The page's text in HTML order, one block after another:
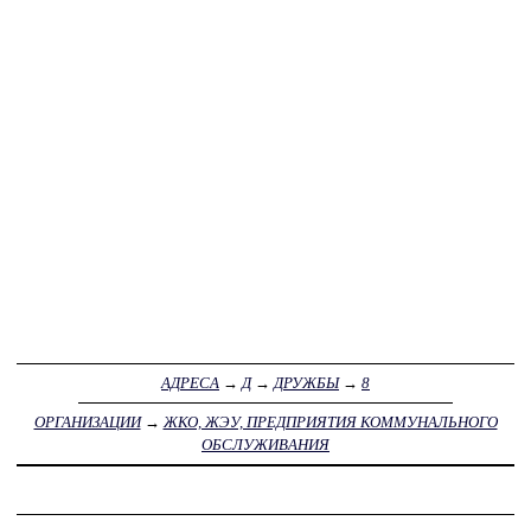
АДРЕСА →Д→ДРУЖБЫ→ 8
ОРГАНИЗАЦИИ→ЖКО, ЖЭУ, ПРЕДПРИЯТИЯ КОММУНАЛЬНОГО
ОБСЛУЖИВАНИЯ